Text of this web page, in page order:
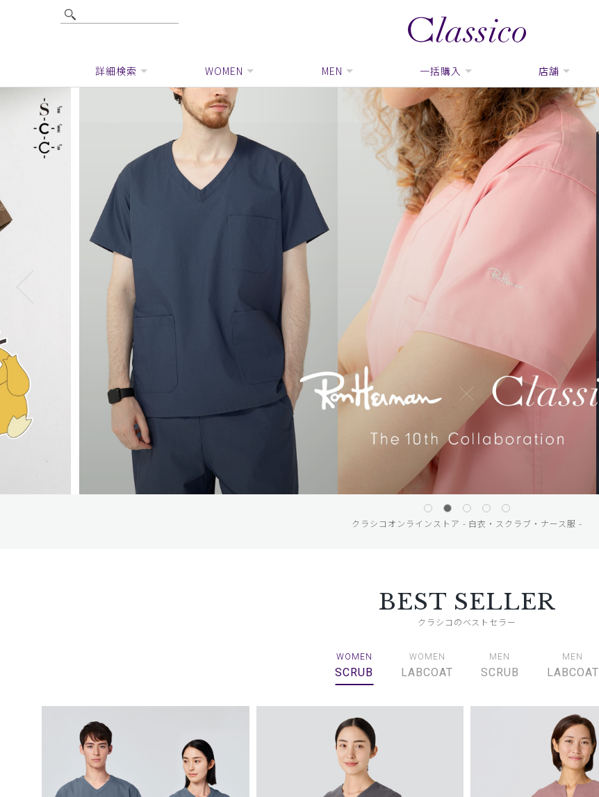
詳細検索 WOMEN MEN 一括購入 店舗
クラシコオンラインストア - 白衣・スクラブ・ナース服 -
BEST SELLER
クラシコのベストセラー
WOMEN
SCRUB
WOMEN
LABCOAT
MEN
SCRUB
MEN
LABCOAT